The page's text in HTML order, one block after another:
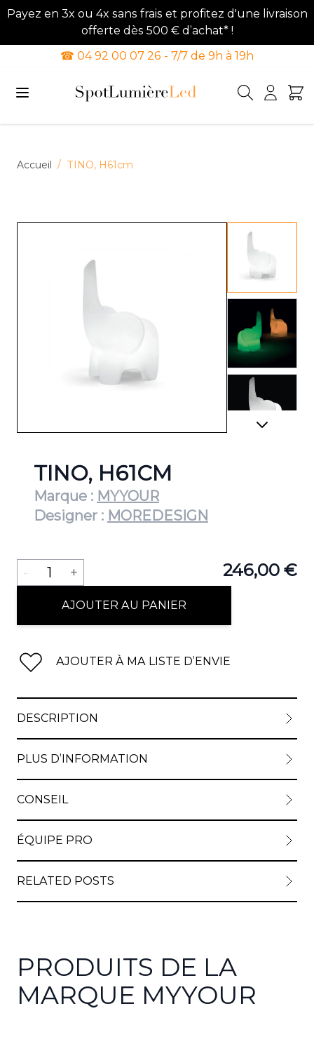
Payez en 3x ou 4x sans frais et profitez d'une livraison
offerte dès 500 € d’achat* !
☎ 04 92 00 07 26 - 7/7 de 9h à 19h
Accueil / TINO, H61cm
View
TINO, H61CM
Marque : MYYOUR
Designer : MOREDESIGN
246,00 €
Quantité
- 1 +
AJOUTER AU PANIER
AJOUTER À MA LISTE D’ENVIE
DESCRIPTION
PLUS D’INFORMATION
CONSEIL
ÉQUIPE PRO
RELATED POSTS
PRODUITS DE LA
MARQUE MYYOUR